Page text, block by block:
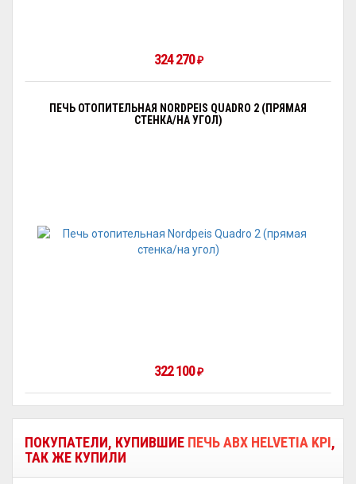
324 270₽
ПЕЧЬ ОТОПИТЕЛЬНАЯ NORDPEIS QUADRO 2 (ПРЯМАЯ
СТЕНКА/НА УГОЛ)
322 100₽
ПОКУПАТЕЛИ, КУПИВШИЕ ПЕЧЬ ABX HELVETIA KPI,
ТАК ЖЕ КУПИЛИ